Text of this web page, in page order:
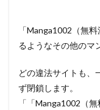
4.37
マンガ
4.38
mangahami
4.39
「Manga1002（無
るようなその他のマ
どの違法サイトも、
ず閉鎖 します。
「「Manga1002（